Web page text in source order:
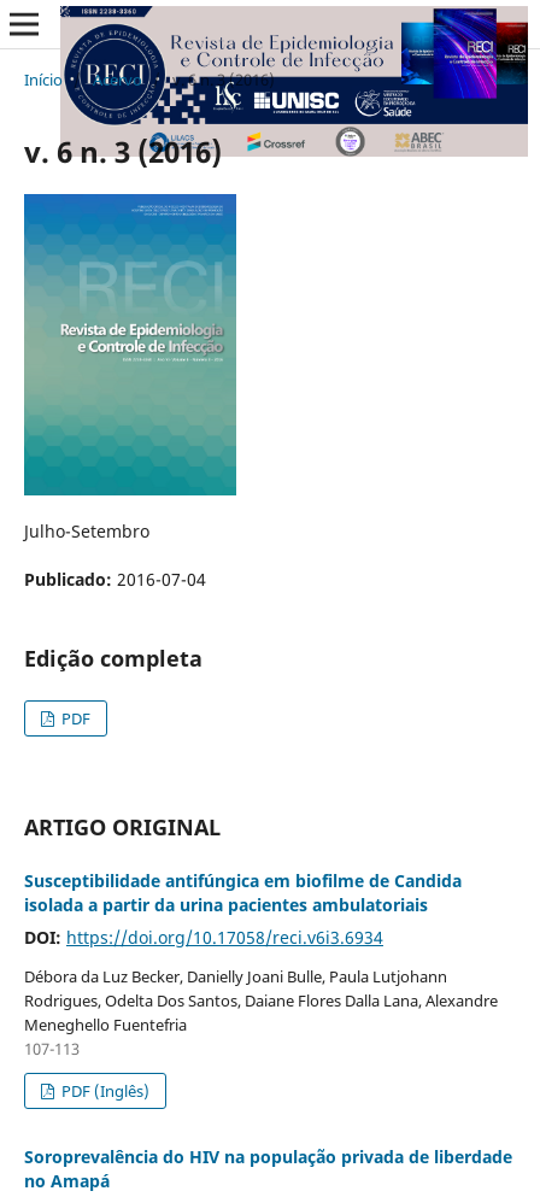
Início / Acervo / v. 6 n. 3 (2016)
v. 6 n. 3 (2016)
Julho-Setembro
Publicado: 2016-07-04
Edição completa
PDF
ARTIGO ORIGINAL
Susceptibilidade antifúngica em biofilme de Candida
isolada a partir da urina pacientes ambulatoriais
DOI: https://doi.org/10.17058/reci.v6i3.6934
Débora da Luz Becker, Danielly Joani Bulle, Paula Lutjohann
Rodrigues, Odelta Dos Santos, Daiane Flores Dalla Lana, Alexandre
Meneghello Fuentefria
107-113
PDF (Inglês)
Soroprevalência do HIV na população privada de liberdade
no Amapá